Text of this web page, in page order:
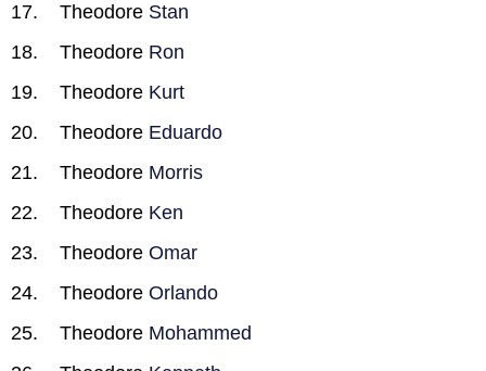
Theodore Stan
Theodore Ron
Theodore Kurt
Theodore Eduardo
Theodore Morris
Theodore Ken
Theodore Omar
Theodore Orlando
Theodore Mohammed